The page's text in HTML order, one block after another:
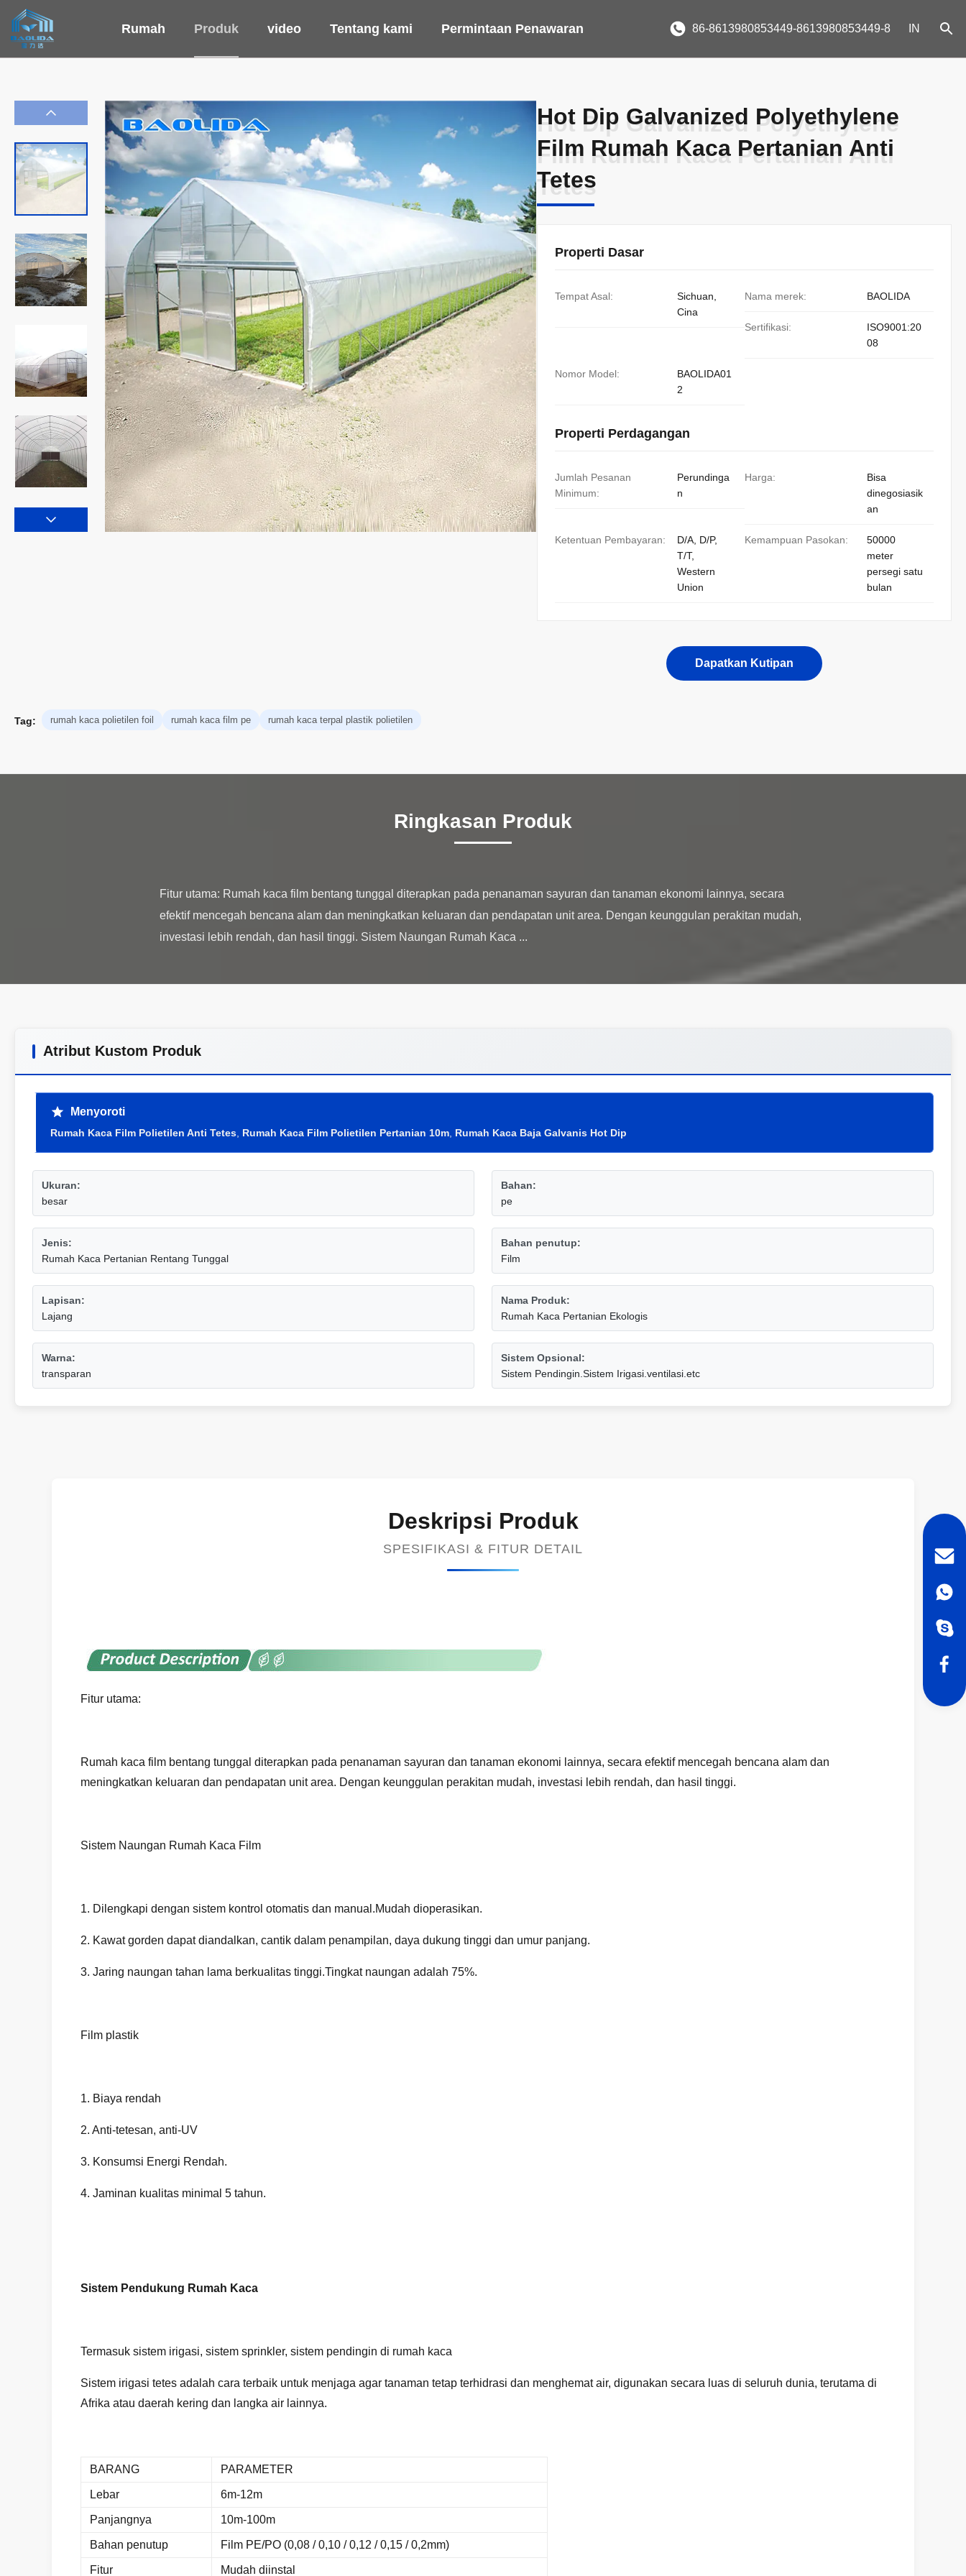
Rumah Produk video Tentang kami Permintaan Penawaran 86-8613980853449-8613980853449-8 IN
Hot Dip Galvanized Polyethylene
Film Rumah Kaca Pertanian Anti
Tetes
Hot Dip Galvanized Polyethylene
Film Rumah Kaca Pertanian Anti
Tetes
Properti Dasar
Tempat Asal:
Sichuan,
Cina
Nama merek: BAOLIDA
Sertifikasi:
ISO9001:20
08
Nomor Model:
BAOLIDA01
2
Properti Perdagangan
Jumlah Pesanan
Minimum:
Perundinga
n
Harga:
Bisa
dinegosiasik
an
Ketentuan Pembayaran:
D/A, D/P,
T/T,
Western
Union
Kemampuan Pasokan:
50000
meter
persegi satu
bulan
Dapatkan Kutipan
Tag: rumah kaca polietilen foil rumah kaca film pe rumah kaca terpal plastik polietilen
Ringkasan Produk
Fitur utama: Rumah kaca film bentang tunggal diterapkan pada penanaman sayuran dan tanaman ekonomi lainnya, secara
efektif mencegah bencana alam dan meningkatkan keluaran dan pendapatan unit area. Dengan keunggulan perakitan mudah,
Atribut Kustom Produk
Menyoroti
Rumah Kaca Film Polietilen Anti Tetes Rumah Kaca Film Polietilen Pertanian 10m Rumah Kaca Baja Galvanis Hot Dip
Ukuran:
besar
Bahan:
pe
Jenis:
Rumah Kaca Pertanian Rentang Tunggal
Bahan penutup:
Film
Lapisan:
Lajang
Nama Produk:
Rumah Kaca Pertanian Ekologis
Warna:
transparan
Sistem Opsional:
Sistem Pendingin.Sistem Irigasi.ventilasi.etc
Deskripsi Produk
SPESIFIKASI & FITUR DETAIL
Fitur utama:
Rumah kaca film bentang tunggal diterapkan pada penanaman sayuran dan tanaman ekonomi lainnya, secara efektif mencegah bencana alam dan
meningkatkan keluaran dan pendapatan unit area. Dengan keunggulan perakitan mudah, investasi lebih rendah, dan hasil tinggi.
Sistem Naungan Rumah Kaca Film
1. Dilengkapi dengan sistem kontrol otomatis dan manual.Mudah dioperasikan.
2. Kawat gorden dapat diandalkan, cantik dalam penampilan, daya dukung tinggi dan umur panjang.
3. Jaring naungan tahan lama berkualitas tinggi.Tingkat naungan adalah 75%.
Film plastik
1. Biaya rendah
2. Anti-tetesan, anti-UV
3. Konsumsi Energi Rendah.
4. Jaminan kualitas minimal 5 tahun.
Sistem Pendukung Rumah Kaca
Termasuk sistem irigasi, sistem sprinkler, sistem pendingin di rumah kaca
Sistem irigasi tetes adalah cara terbaik untuk menjaga agar tanaman tetap terhidrasi dan menghemat air, digunakan secara luas di seluruh dunia, terutama di
Afrika atau daerah kering dan langka air lainnya.
BARANG PARAMETER
Lebar 6m-12m
Panjangnya 10m-100m
Bahan penutup Film PE/PO (0,08 / 0,10 / 0,12 / 0,15 / 0,2mm)
Fitur Mudah diinstal